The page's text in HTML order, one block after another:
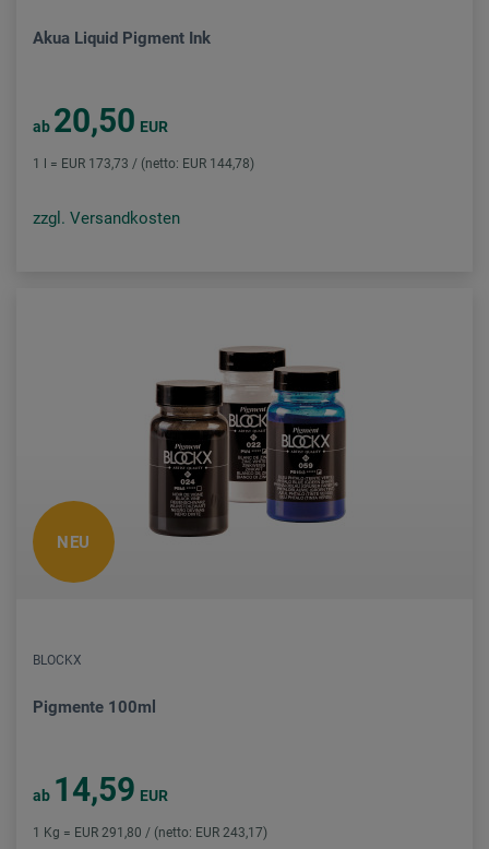
Akua Liquid Pigment Ink
ab 20,50 EUR
1 l = EUR 173,73 / (netto: EUR 144,78)
zzgl. Versandkosten
NEU
BLOCKX
Pigmente 100ml
ab 14,59 EUR
1 Kg = EUR 291,80 / (netto: EUR 243,17)